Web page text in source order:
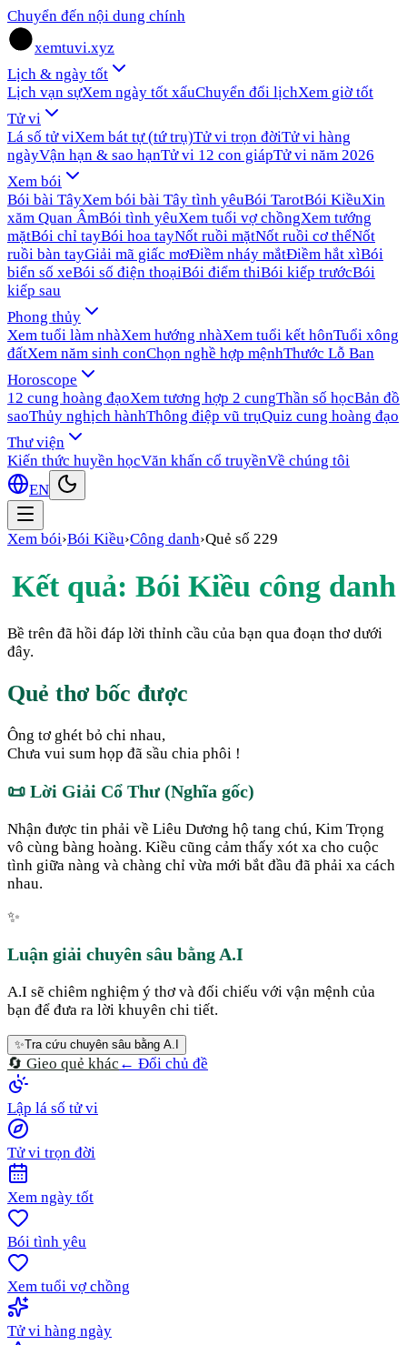
Chuyển đến nội dung chính
xemtuvi.xyz
Lịch & ngày tốt
Lịch vạn sựXem ngày tốt xấuChuyển đổi lịchXem giờ tốt
Tử vi
Lá số tử viXem bát tự (tứ trụ)Tử vi trọn đờiTử vi hàng
ngàyVận hạn & sao hạnTử vi 12 con giápTử vi năm 2026
Xem bói
Bói bài TâyXem bói bài Tây tình yêuBói TarotBói KiềuXin
xăm Quan ÂmBói tình yêuXem tuổi vợ chồngXem tướng
mặtBói chỉ tayBói hoa tayNốt ruồi mặtNốt ruồi cơ thểNốt
ruồi bàn tayGiải mã giấc mơĐiềm nháy mắtĐiềm hắt xìBói
biển số xeBói số điện thoạiBói điểm thiBói kiếp trướcBói
kiếp sau
Phong thủy
Xem tuổi làm nhàXem hướng nhàXem tuổi kết hônTuổi xông
đấtXem năm sinh conChọn nghề hợp mệnhThước Lỗ Ban
Horoscope
12 cung hoàng đạoXem tương hợp 2 cungThần số họcBản đồ
saoThủy nghịch hànhThông điệp vũ trụQuiz cung hoàng đạo
Thư viện
Kiến thức huyền họcVăn khấn cổ truyềnVề chúng tôi
EN
Xem bói›Bói Kiều›Công danh›Quẻ số 229
Kết quả: Bói Kiều công danh
Bề trên đã hồi đáp lời thỉnh cầu của bạn qua đoạn thơ dưới
đây.
Quẻ thơ bốc được
Ông tơ ghét bỏ chi nhau,
Chưa vui sum họp đã sầu chia phôi !
📜 Lời Giải Cổ Thư (Nghĩa gốc)
Nhận được tin phải về Liêu Dương hộ tang chú, Kim Trọng
vô cùng bàng hoàng. Kiều cũng cảm thấy xót xa cho cuộc
tình giữa nàng và chàng chỉ vừa mới bắt đầu đã phải xa cách
nhau.
✨
Luận giải chuyên sâu bằng A.I
A.I sẽ chiêm nghiệm ý thơ và đối chiếu với vận mệnh của
bạn để đưa ra lời khuyên chi tiết.
✨Tra cứu chuyên sâu bằng A.I
🔄 Gieo quẻ khác ← Đổi chủ đề
Lập lá số tử vi
Tử vi trọn đời
Xem ngày tốt
Bói tình yêu
Xem tuổi vợ chồng
Tử vi hàng ngày